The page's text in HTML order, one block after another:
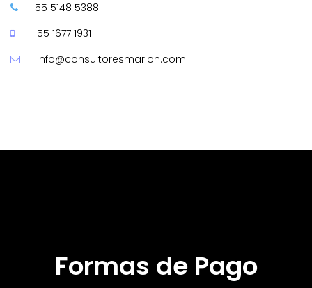
55 5148 5388
55 1677 1931
info@consultoresmarion.com
Formas de Pago